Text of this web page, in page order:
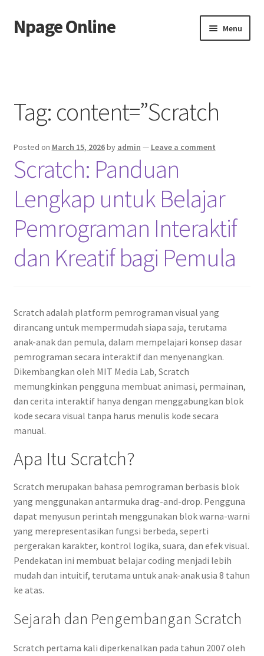
Skip
to
Skip
to
Npage Online Menu
Tag: content=”Scratch
Posted on March 15, 2026by admin — Leave a comment
Scratch: Panduan
Lengkap untuk Belajar
Pemrograman Interaktif
dan Kreatif bagi Pemula
Scratch adalah platform pemrograman visual yang
dirancang untuk mempermudah siapa saja, terutama
anak-anak dan pemula, dalam mempelajari konsep dasar
pemrograman secara interaktif dan menyenangkan.
Dikembangkan oleh MIT Media Lab, Scratch
memungkinkan pengguna membuat animasi, permainan,
dan cerita interaktif hanya dengan menggabungkan blok
kode secara visual tanpa harus menulis kode secara
manual.
Apa Itu Scratch?
Scratch merupakan bahasa pemrograman berbasis blok
yang menggunakan antarmuka drag-and-drop. Pengguna
dapat menyusun perintah menggunakan blok warna-warni
yang merepresentasikan fungsi berbeda, seperti
pergerakan karakter, kontrol logika, suara, dan efek visual.
Pendekatan ini membuat belajar coding menjadi lebih
mudah dan intuitif, terutama untuk anak-anak usia 8 tahun
ke atas.
Sejarah dan Pengembangan Scratch
Scratch pertama kali diperkenalkan pada tahun 2007 oleh